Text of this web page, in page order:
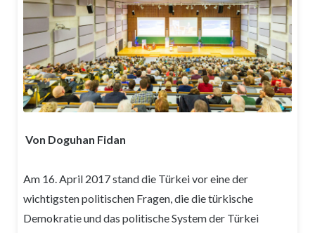
Von Doguhan Fidan
Am 16. April 2017 stand die Türkei vor eine der
wichtigsten politischen Fragen, die die türkische
Demokratie und das politische System der Türkei